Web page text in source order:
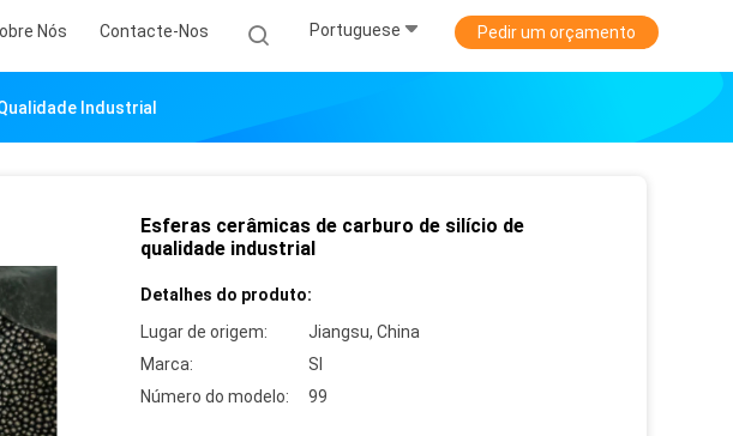
Nós Contacte-Nos Portuguese Pedir um orçamento
Industrial
Esferas cerâmicas de carburo de silício de
qualidade industrial
Detalhes do produto:
Lugar de origem:
Jiangsu, China
Marca:
SI
Número do modelo:
99